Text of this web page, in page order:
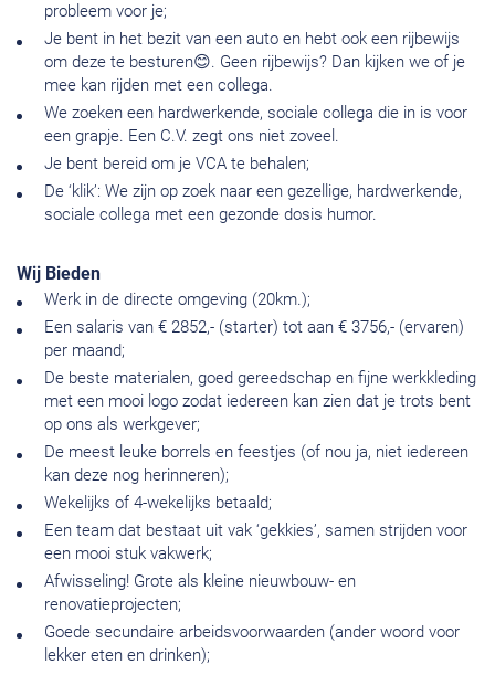
probleem voor je;
Je bent in het bezit van een auto en hebt ook een rijbewijs
om deze te besturen😊. Geen rijbewijs? Dan kijken we of je
mee kan rijden met een collega.
We zoeken een hardwerkende, sociale collega die in is voor
een grapje. Een C.V. zegt ons niet zoveel.
Je bent bereid om je VCA te behalen;
De ‘klik’: We zijn op zoek naar een gezellige, hardwerkende,
sociale collega met een gezonde dosis humor.
Wij Bieden
Werk in de directe omgeving (20km.);
Een salaris van € 2852,- (starter) tot aan € 3756,- (ervaren)
per maand;
De beste materialen, goed gereedschap en fijne werkkleding
met een mooi logo zodat iedereen kan zien dat je trots bent
op ons als werkgever;
De meest leuke borrels en feestjes (of nou ja, niet iedereen
kan deze nog herinneren);
Wekelijks of 4-wekelijks betaald;
Een team dat bestaat uit vak ‘gekkies’, samen strijden voor
een mooi stuk vakwerk;
Afwisseling! Grote als kleine nieuwbouw- en
renovatieprojecten;
Goede secundaire arbeidsvoorwaarden (ander woord voor
lekker eten en drinken);